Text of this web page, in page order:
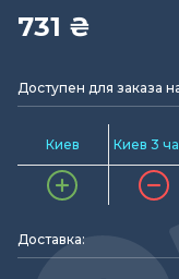
731 ₴
Доступен для заказа
Киев Киев 3
Доставка: